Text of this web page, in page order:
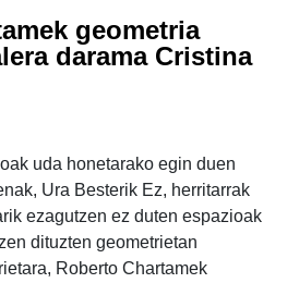
geometria
darama Cristina
uda honetarako egin duen
Ura Besterik Ez, herritarrak
ezagutzen ez duten espazioak
dituzten geometrietan
Roberto Chartamek